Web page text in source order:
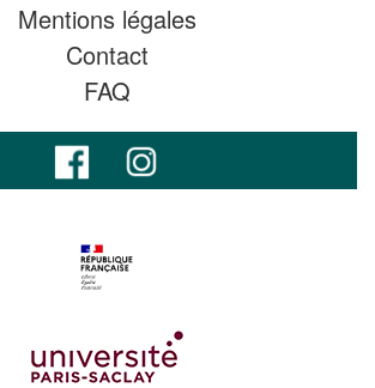
Mentions légales
Contact
FAQ